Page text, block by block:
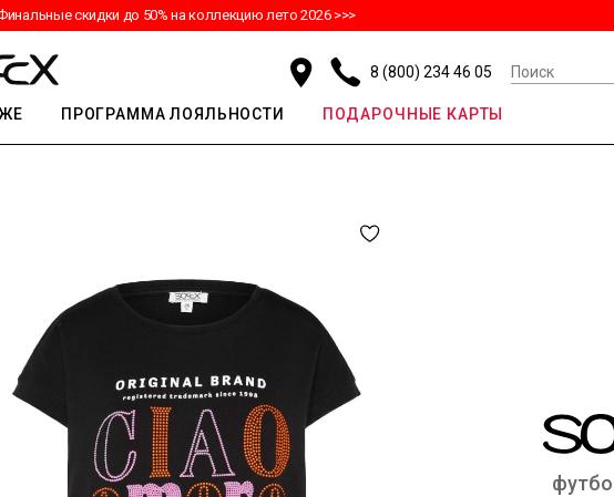
скидки до 50% на коллекцию лето 2026 >>>
8 (800) 234 46 05
ПРОГРАММА ЛОЯЛЬНОСТИ ПОДАРОЧНЫЕ КАРТЫ